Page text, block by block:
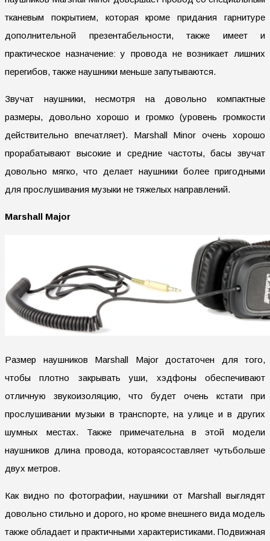
тканевым покрытием, которая кроме придания гарнитуре
дополнительной презентабельности, также имеет и
практическое назначение: у провода не возникает лишних
перегибов, также наушники меньше запутываются.
Звучат наушники, несмотря на довольно компактные
размеры, довольно хорошо и громко (уровень громкости
действительно впечатляет). Marshall Minor очень хорошо
прорабатывают высокие и средние частоты, басы звучат
довольно мягко, что делает наушники более пригодными
для прослушивания музыки не тяжелых направлений.
Marshall Major
Размер наушников Marshall Major достаточен для того,
чтобы плотно закрывать уши, хэдфоны обеспечивают
отличную звукоизоляцию, что будет очень кстати при
прослушивании музыки в транспорте, на улице и в других
шумных местах. Также примечательна в этой модели
наушников длина провода, котораясоставляет чутьбольше
двух метров.
Как видно по фотографии, наушники от Marshall выглядят
довольно стильно и дорого, но кроме внешнего вида модель
также обладает и практичными характеристиками. Подвижная